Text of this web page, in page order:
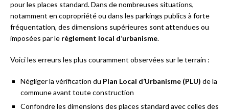
pour les places standard. Dans de nombreuses situations,
notamment en copropriété ou dans les parkings publics à forte
fréquentation, des dimensions supérieures sont attendues ou
imposées par le règlement local d’urbanisme.
Voici les erreurs les plus couramment observées sur le terrain :
Négliger la vérification du Plan Local d’Urbanisme (PLU) de la
commune avant toute construction
Confondre les dimensions des places standard avec celles des